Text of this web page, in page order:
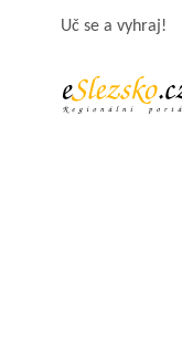
Uč se a vyhraj!